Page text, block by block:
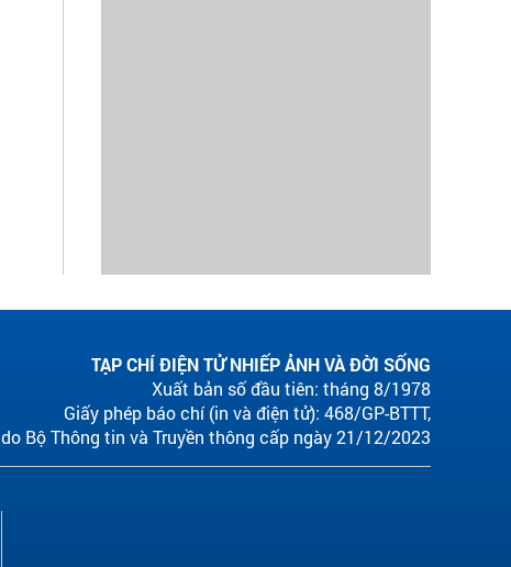
TẠP CHÍ ĐIỆN TỬ NHIẾP ẢNH VÀ ĐỜI SỐNG
Xuất bản số đầu tiên: tháng 8/1978
Giấy phép báo chí (in và điện tử): 468/GP-BTTT,
do Bộ Thông tin và Truyền thông cấp ngày 21/12/2023